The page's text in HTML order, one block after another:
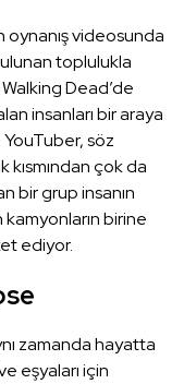
oynanış videosunda
toplulukla
Dead’de
insanları bir araya
söz
çok da
bir grup insanın
birine
ediyor.
zamanda hayatta
eşyaları için